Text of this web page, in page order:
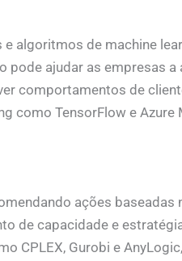
algoritmos de machine
ajudar as empresas a
comportamentos de
como TensorFlow e
ações baseadas
de capacidade e
CPLEX, Gurobi e